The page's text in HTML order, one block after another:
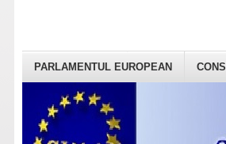
PARLAMENTUL EUROPEAN